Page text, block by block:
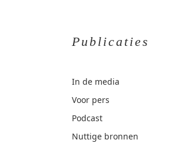
Publicaties
In de media
Voor pers
Podcast
Nuttige bronnen